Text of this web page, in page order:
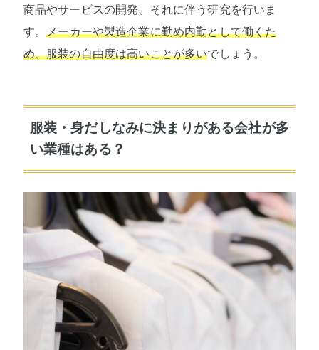
商品やサービスの開発、それに伴う研究を行いま
す。メーカーや製造企業に勤め内勤として働くた
め、服装の自由度は高いことが多いでしょう。
服装・身だしなみに決まりがある会社が多
い業種はある？